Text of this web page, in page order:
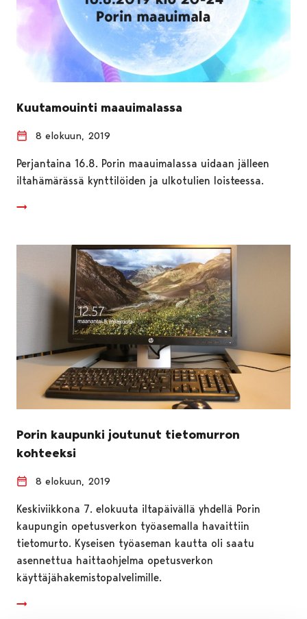
Kuutamouinti maauimalassa
8 elokuun, 2019
Perjantaina 16.8. Porin maauimalassa uidaan jälleen
iltahämärässä kynttilöiden ja ulkotulien loisteessa.
Porin kaupunki joutunut tietomurron
kohteeksi
8 elokuun, 2019
Keskiviikkona 7. elokuuta iltapäivällä yhdellä Porin
kaupungin opetusverkon työasemalla havaittiin
tietomurto. Kyseisen työaseman kautta oli saatu
asennettua haittaohjelma opetusverkon
käyttäjähakemistopalvelimille.